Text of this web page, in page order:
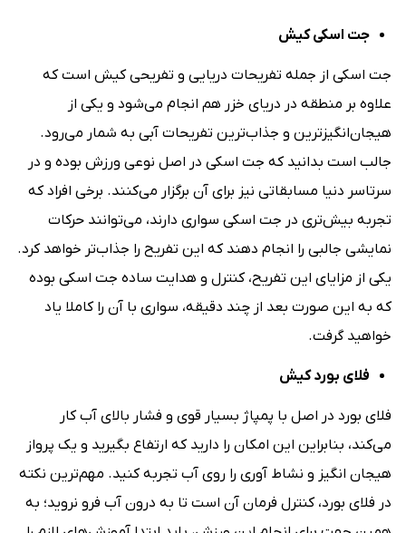
جت اسکی کیش
جت اسکی از جمله تفریحات دریایی و تفریحی کیش است که
علاوه ‌‌بر منطقه در دریای خزر هم انجام می‌شود و یکی از
هیجان‌انگیزترین و جذاب‌ترین تفریحات آبی به شمار می‌رود.
جالب است بدانید که جت اسکی در اصل نوعی ورزش بوده و در
سرتاسر دنیا مسابقاتی نیز برای آن برگزار می‌کنند. برخی افراد که
تجربه بیش‌تری در جت اسکی سواری دارند، می‌توانند حرکات
نمایشی جالبی را انجام دهند که این تفریح را جذاب‌تر خواهد کرد.
یکی از مزایای این تفریح، کنترل و هدایت ساده جت اسکی بوده
که به این صورت بعد از چند دقیقه، سواری با آن را کاملا یاد
خواهید گرفت.
فلای ‌بورد کیش
فلای ‌بورد در اصل با پمپاژ بسیار قوی و فشار بالای آب کار
می‌کند، بنابراین این امکان را دارید که ارتفاع بگیرید و یک پرواز
هیجان ‌انگیز و نشاط آوری را روی آب تجربه کنید. مهم‌ترین نکته
در فلای بورد، کنترل فرمان آن است تا به درون آب فرو نروید؛ به